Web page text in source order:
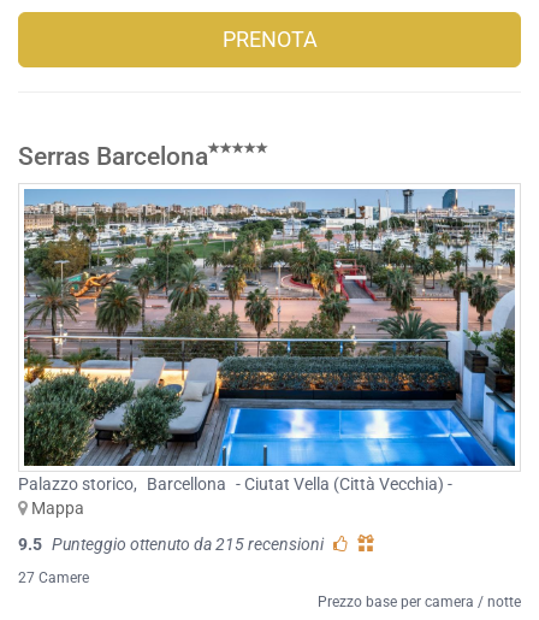
PRENOTA
Serras Barcelona
Palazzo storico, Barcellona - Ciutat Vella (Città Vecchia) -
Mappa
9.5 Punteggio ottenuto da 215 recensioni
27 Camere
Prezzo base per camera / notte